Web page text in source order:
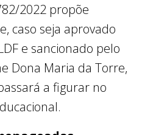
2022 propõe
caso seja aprovado
e sancionado pelo
Dona Maria da Torre,
a figurar no